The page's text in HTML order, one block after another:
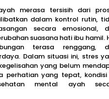
merasa tersisih dari
dalam kontrol rutin,
secara emosional,
suasana hati ibu hamil.
terasa renggang,
Dalam situasi ini, stres
yang belum
perhatian yang tepat, kondisi
mental ayah